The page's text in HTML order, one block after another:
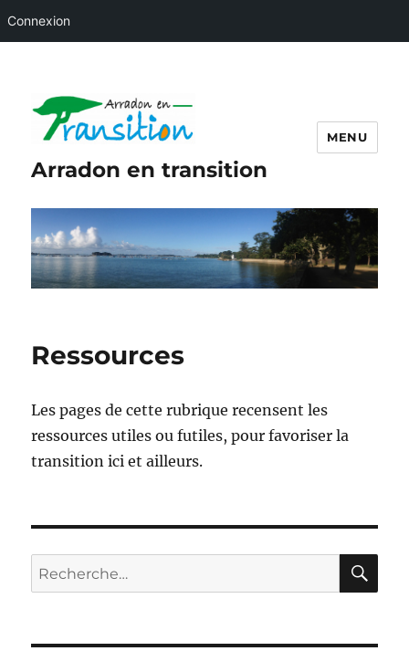
Connexion
Arradon en transition
MENU
Ressources
Les pages de cette rubrique recensent les
ressources utiles ou futiles, pour favoriser la
transition ici et ailleurs.
Recherche
pour :